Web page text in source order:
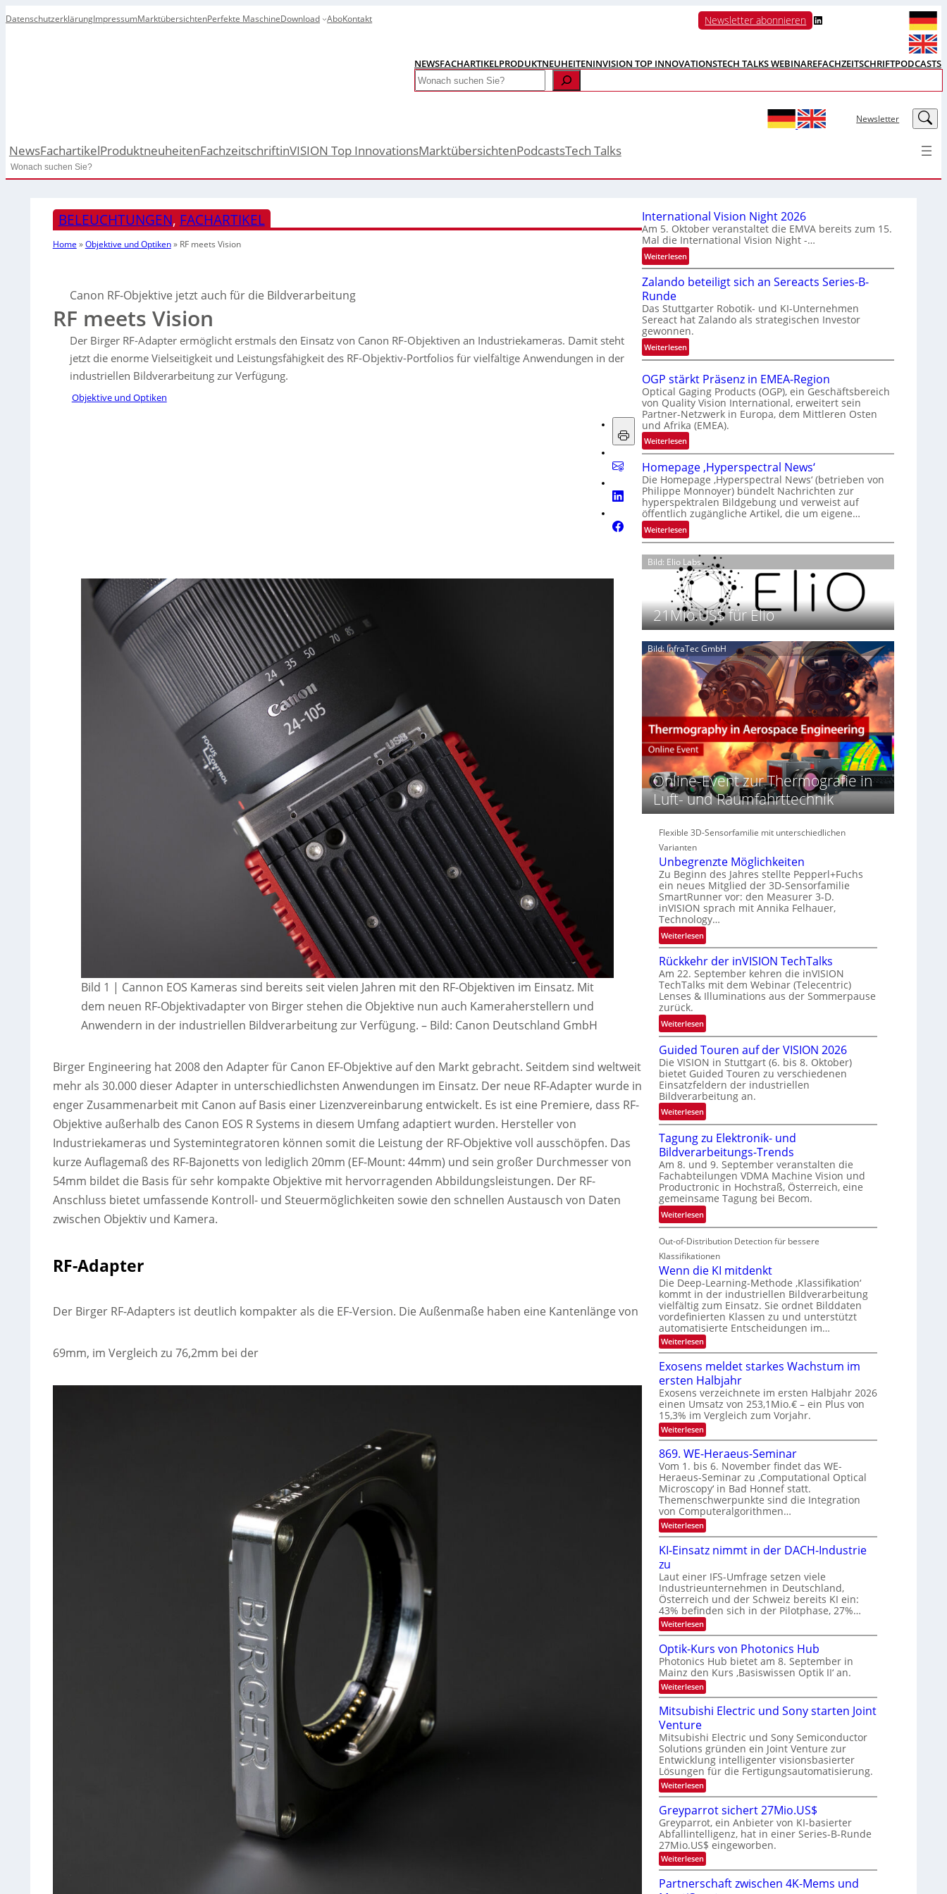
DatenschutzerklärungImpressumMarktübersichtenPerfekte MaschineDownload AboKontakt Newsletter abonnieren LinkedIn
NEWSFACHARTIKELPRODUKTNEUHEITENINVISION TOP INNOVATIONSTECH TALKS WEBINAREFACHZEITSCHRIFTPODCASTS
Search
Newsletter LinkedIn
NewsFachartikelProduktneuheitenFachzeitschriftinVISION Top InnovationsMarktübersichtenPodcastsTech Talks
Search
BELEUCHTUNGEN, FACHARTIKEL
Home »Objektive und Optiken» RF meets Vision
Canon RF-Objektive jetzt auch für die Bildverarbeitung
RF meets Vision
Der Birger RF-Adapter ermöglicht erstmals den Einsatz von Canon RF-Objektiven an Industriekameras. Damit steht
jetzt die enorme Vielseitigkeit und Leistungsfähigkeit des RF-Objektiv-Portfolios für vielfältige Anwendungen in der
industriellen Bildverarbeitung zur Verfügung.
Objektive und Optiken
Bild 1 | Cannon EOS Kameras sind bereits seit vielen Jahren mit den RF-Objektiven im Einsatz. Mit
dem neuen RF-Objektivadapter von Birger stehen die Objektive nun auch Kameraherstellern und
Anwendern in der industriellen Bildverarbeitung zur Verfügung. – Bild: Canon Deutschland GmbH
Birger Engineering hat 2008 den Adapter für Canon EF-Objektive auf den Markt gebracht. Seitdem sind weltweit
mehr als 30.000 dieser Adapter in unterschiedlichsten Anwendungen im Einsatz. Der neue RF-Adapter wurde in
enger Zusammenarbeit mit Canon auf Basis einer Lizenzvereinbarung entwickelt. Es ist eine Premiere, dass RF-
Objektive außerhalb des Canon EOS R Systems in diesem Umfang adaptiert wurden. Hersteller von
Industriekameras und Systemintegratoren können somit die Leistung der RF-Objektive voll ausschöpfen. Das
kurze Auflagemaß des RF-Bajonetts von lediglich 20mm (EF-Mount: 44mm) und sein großer Durchmesser von
54mm bildet die Basis für sehr kompakte Objektive mit hervorragenden Abbildungsleistungen. Der RF-
Anschluss bietet umfassende Kontroll- und Steuermöglichkeiten sowie den schnellen Austausch von Daten
zwischen Objektiv und Kamera.
RF-Adapter
Der Birger RF-Adapters ist deutlich kompakter als die EF-Version. Die Außenmaße haben eine Kantenlänge von
69mm, im Vergleich zu 76,2mm bei der
International Vision Night 2026
Am 5. Oktober veranstaltet die EMVA bereits zum 15.
Mal die International Vision Night -…
Weiterlesen:
I
n
e
r
n
a
t
i
o
n
a
l
V
i
s
i
o
n
N
i
h
t
2
0
2
6
Zalando beteiligt sich an Sereacts Series-B-
Runde
Das Stuttgarter Robotik- und KI-Unternehmen
Sereact hat Zalando als strategischen Investor
gewonnen.
Weiterlesen:
Z
l
a
n
d
o
b
e
t
e
i
l
i
t
s
i
c
h
a
n
S
e
a
c
t
s
e
r
i
e
-
R
u
n
d
e
OGP stärkt Präsenz in EMEA-Region
Optical Gaging Products (OGP), ein Geschäftsbereich
von Quality Vision International, erweitert sein
Partner-Netzwerk in Europa, dem Mittleren Osten
und Afrika (EMEA).
Weiterlesen:
O
G
P
s
t
ä
r
t
P
r
ä
s
e
n
z
i
M
E
A
-
e
g
i
o
Homepage ‚Hyperspectral News‘
Die Homepage ‚Hyperspectral News‘ (betrieben von
Philippe Monnoyer) bündelt Nachrichten zur
hyperspektralen Bildgebung und verweist auf
öffentlich zugängliche Artikel, die um eigene…
Weiterlesen:
H
o
m
e
p
a
g
‚
H
y
e
r
s
p
e
c
t
r
N
e
w
s
‘
Bild: Elio Labs.
21Mio.US$ für Elio
Bild: InfraTec GmbH
Online-Event zur Thermografie in
Luft- und Raumfahrttechnik
Flexible 3D-Sensorfamilie mit unterschiedlichen
Varianten
Unbegrenzte Möglichkeiten
Zu Beginn des Jahres stellte Pepperl+Fuchs
ein neues Mitglied der 3D-Sensorfamilie
SmartRunner vor: den Measurer 3-D.
inVISION sprach mit Annika Felhauer,
Technology…
Weiterlesen:
U
n
b
e
g
r
e
z
t
e
M
ö
g
l
i
c
h
k
e
i
t
e
n
Rückkehr der inVISION TechTalks
Am 22. September kehren die inVISION
TechTalks mit dem Webinar (Telecentric)
Lenses & Illuminations aus der Sommerpause
zurück.
Weiterlesen:
R
ü
c
k
k
e
h
d
e
r
i
n
V
I
S
N
e
c
h
T
k
s
Guided Touren auf der VISION 2026
Die VISION in Stuttgart (6. bis 8. Oktober)
bietet Guided Touren zu verschiedenen
Einsatzfeldern der industriellen
Bildverarbeitung an.
Weiterlesen:
G
u
i
d
e
d
T
o
u
r
e
n
a
u
f
d
e
r
V
I
S
I
O
N
0
2
6
Tagung zu Elektronik- und
Bildverarbeitungs-Trends
Am 8. und 9. September veranstalten die
Fachabteilungen VDMA Machine Vision und
Productronic in Hochstraß, Österreich, eine
gemeinsame Tagung bei Becom.
Weiterlesen:
T
a
g
u
n
g
z
u
E
l
k
t
r
o
n
i
k
-
u
n
d
B
i
l
v
e
r
a
r
e
i
t
u
n
s
T
r
e
d
s
Out-of-Distribution Detection für bessere
Klassifikationen
Wenn die KI mitdenkt
Die Deep-Learning-Methode ‚Klassifikation‘
kommt in der industriellen Bildverarbeitung
vielfältig zum Einsatz. Sie ordnet Bilddaten
vordefinierten Klassen zu und unterstützt
automatisierte Entscheidungen im…
Weiterlesen:
W
n
n
d
i
e
K
I
m
i
t
d
e
n
k
t
Exosens meldet starkes Wachstum im
ersten Halbjahr
Exosens verzeichnete im ersten Halbjahr 2026
einen Umsatz von 253,1Mio.€ – ein Plus von
15,3% im Vergleich zum Vorjahr.
Weiterlesen:
E
x
o
s
e
n
s
m
e
l
d
e
t
t
a
r
k
e
s
W
a
c
h
s
t
u
m
i
e
r
s
t
e
n
H
l
b
j
a
h
r
869. WE-Heraeus-Seminar
Vom 1. bis 6. November findet das WE-
Heraeus-Seminar zu ‚Computational Optical
Microscopy‘ in Bad Honnef statt.
Themenschwerpunkte sind die Integration
von Computeralgorithmen…
Weiterlesen:
8
9
W
E
-
H
e
r
a
u
s
-
S
e
i
a
r
KI-Einsatz nimmt in der DACH-Industrie
zu
Laut einer IFS-Umfrage setzen viele
Industrieunternehmen in Deutschland,
Österreich und der Schweiz bereits KI ein:
43% befinden sich in der Pilotphase, 27%…
Weiterlesen:
K
-
E
i
n
s
t
n
i
m
m
t
i
n
d
e
r
D
A
C
H
-
I
n
Optik-Kurs von Photonics Hub
Photonics Hub bietet am 8. September in
Mainz den Kurs ‚Basiswissen Optik II‘ an.
Weiterlesen:
O
p
t
k
-
K
u
r
s
v
n
P
h
o
t
o
n
i
Mitsubishi Electric und Sony starten Joint
Venture
Mitsubishi Electric und Sony Semiconductor
Solutions gründen ein Joint Venture zur
Entwicklung intelligenter visionsbasierter
Lösungen für die Fertigungsautomatisierung.
Weiterlesen:
M
t
s
u
b
i
s
h
i
Greyparrot sichert 27Mio.US$
Greyparrot, ein Anbieter von KI-basierter
Abfallintelligenz, hat in einer Series-B-Runde
27Mio.US$ eingeworben.
Weiterlesen:
G
e
Partnerschaft zwischen 4K-Mems und